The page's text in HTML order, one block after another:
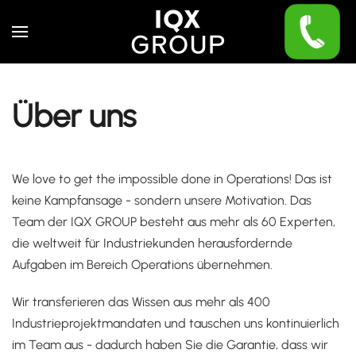
Skip to main content
Über uns
We love to get the impossible done in Operations! Das ist
keine Kampfansage - sondern unsere Motivation. Das
Team der IQX GROUP besteht aus mehr als 60 Experten,
die weltweit für Industriekunden herausfordernde
Aufgaben im Bereich Operations übernehmen.
Wir transferieren das Wissen aus mehr als 400
Industrieprojektmandaten und tauschen uns kontinuierlich
im Team aus - dadurch haben Sie die Garantie, dass wir